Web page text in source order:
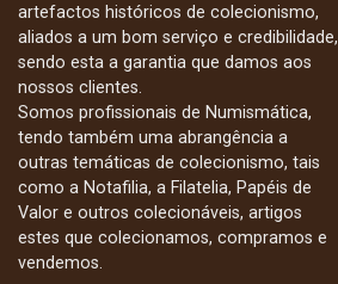
artefactos históricos de colecionismo,
aliados a um bom serviço e credibilidade,
sendo esta a garantia que damos aos
nossos clientes.
Somos profissionais de Numismática,
tendo também uma abrangência a
outras temáticas de colecionismo, tais
como a Notafilia, a Filatelia, Papéis de
Valor e outros colecionáveis, artigos
estes que colecionamos, compramos e
vendemos.